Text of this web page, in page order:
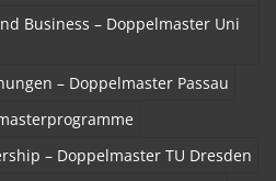
Business – Doppelmaster Uni
– Doppelmaster Passau
– Doppelmaster TU Dresden